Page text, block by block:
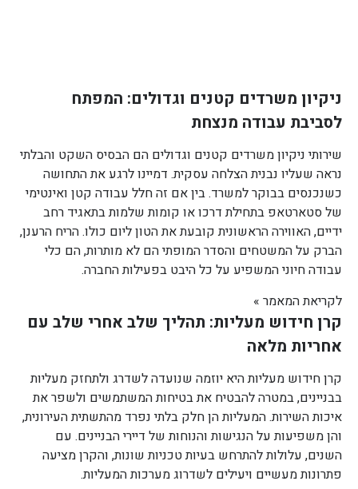
ניקיון משרדים קטנים וגדולים: המפתח
לסביבת עבודה מנצחת
שירותי ניקיון משרדים קטנים וגדולים הם הבסיס השקט והבלתי
נראה שעליו נבנית הצלחה עסקית. דמיינו לרגע את התחושה
כשנכנסים בבוקר למשרד. בין אם זה חלל עבודה קטן ואינטימי
של סטארטאפ בתחילת דרכו או קומות שלמות בתאגיד רחב
ידיים, האווירה הראשונית קובעת את הטון ליום כולו. הריח הרענן,
הברק על המשטחים והסדר המופתי הם לא מותרות, הם כלי
עבודה חיוני המשפיע על כל היבט בפעילות החברה.
לקריאת המאמר »
קרן חידוש מעליות: תהליך שלב אחרי שלב עם
אחריות מלאה
קרן חידוש מעליות היא יוזמה שנועדה לשדרג ולתחזק מעליות
בבניינים, במטרה להבטיח את בטיחות המשתמשים ולשפר את
איכות השירות. המעליות הן חלק בלתי נפרד מהתשתית העירונית,
והן משפיעות על הנגישות והנוחות של דיירי הבניינים. עם
השנים, עלולות להתרחש בעיות טכניות שונות, והקרן מציעה
פתרונות מעשיים ויעילים לשדרוג מערכות המעליות.